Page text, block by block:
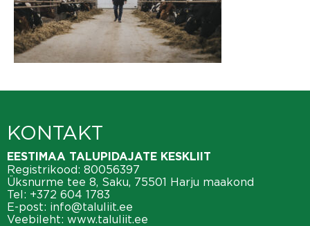
KONTAKT
EESTIMAA TALUPIDAJATE KESKLIIT
Registrikood: 80056397
Üksnurme tee 8, Saku, 75501 Harju maakond
Tel: +372 604 1783
E-post: info@taluliit.ee
Veebileht: www.taluliit.ee